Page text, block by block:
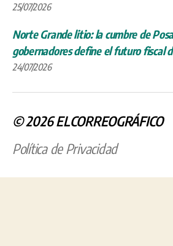
25/07/2026
Norte Grande litio: la cumbre de
gobernadores define el futuro fiscal
24/07/2026
© 2026ELCORREOGRÁFICO
Política de Privacidad